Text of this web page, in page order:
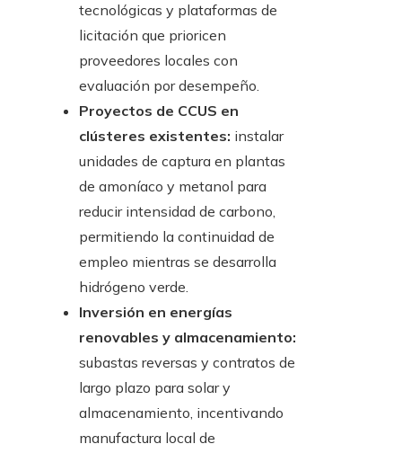
tecnológicas y plataformas de
licitación que prioricen
proveedores locales con
evaluación por desempeño.
Proyectos de CCUS en
clústeres existentes: instalar
unidades de captura en plantas
de amoníaco y metanol para
reducir intensidad de carbono,
permitiendo la continuidad de
empleo mientras se desarrolla
hidrógeno verde.
Inversión en energías
renovables y almacenamiento:
subastas reversas y contratos de
largo plazo para solar y
almacenamiento, incentivando
manufactura local de